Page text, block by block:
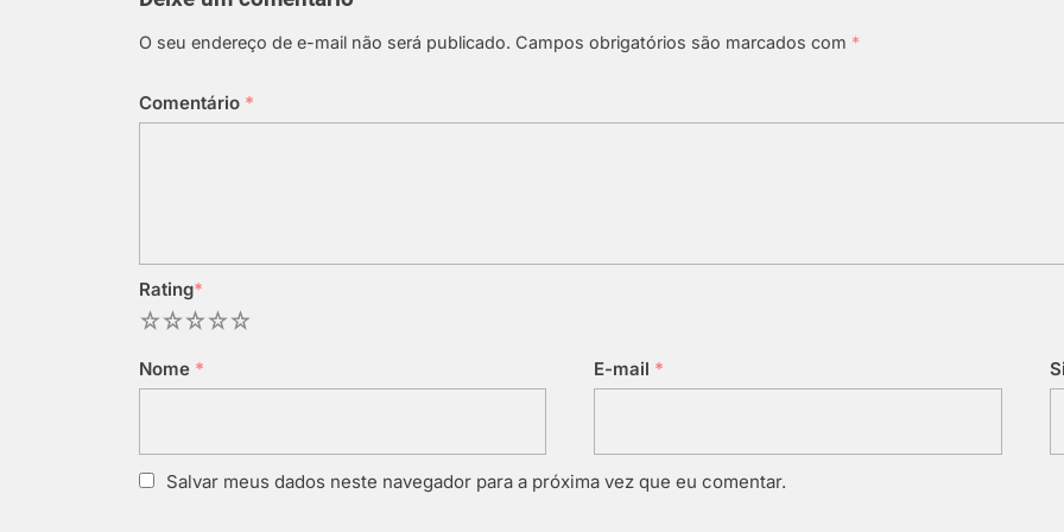
O seu endereço de e-mail não será publicado. Campos obrigatórios são marcados com *
Comentário *
Rating*
5
4
3
2
Nome * E-mail *
Salvar meus dados neste navegador para a próxima vez que eu comentar.